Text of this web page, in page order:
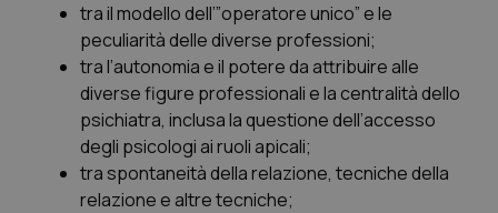
tra il modello dell’”operatore unico” e le
peculiarità delle diverse professioni;
tra l’autonomia e il potere da attribuire alle
diverse figure professionali e la centralità dello
psichiatra, inclusa la questione dell’accesso
degli psicologi ai ruoli apicali;
tra spontaneità della relazione, tecniche della
relazione e altre tecniche;
tracking-sites-ironfish-
session-id
www.quotidianosanita.it
_ga
Google LLC
.quotidianosanita.it